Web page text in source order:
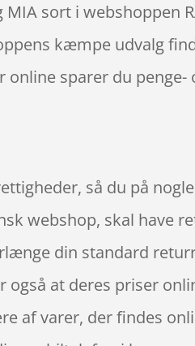
sort i webshoppen
kæmpe udvalg
sparer du penge-
så du på
webshop, skal have
din standard
at deres priser
af varer, der findes